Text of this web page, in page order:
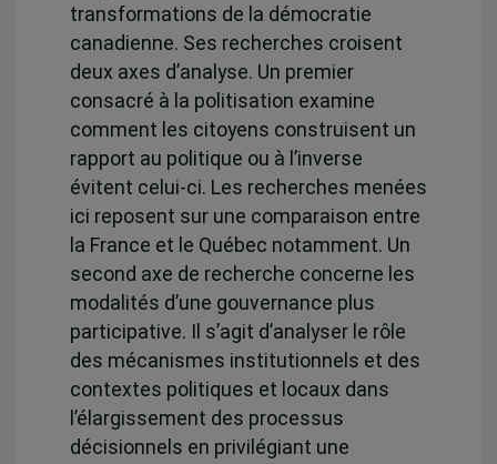
transformations de la démocratie
canadienne. Ses recherches croisent
deux axes d’analyse. Un premier
consacré à la politisation examine
comment les citoyens construisent un
rapport au politique ou à l’inverse
évitent celui-ci. Les recherches menées
ici reposent sur une comparaison entre
la France et le Québec notamment. Un
second axe de recherche concerne les
modalités d’une gouvernance plus
participative. Il s’agit d’analyser le rôle
des mécanismes institutionnels et des
contextes politiques et locaux dans
l’élargissement des processus
décisionnels en privilégiant une